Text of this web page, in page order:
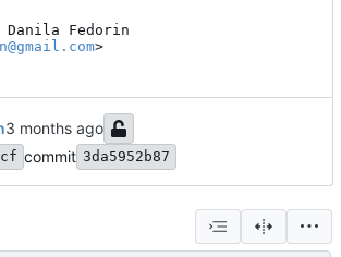
Fedorin
>
commit 3da5952b87